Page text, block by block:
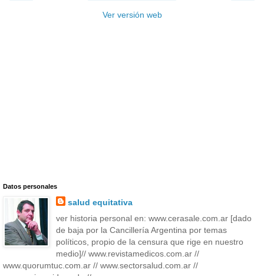
Ver versión web
Datos personales
salud equitativa
ver historia personal en: www.cerasale.com.ar [dado
de baja por la Cancillería Argentina por temas
políticos, propio de la censura que rige en nuestro
medio]// www.revistamedicos.com.ar //
www.quorumtuc.com.ar // www.sectorsalud.com.ar //